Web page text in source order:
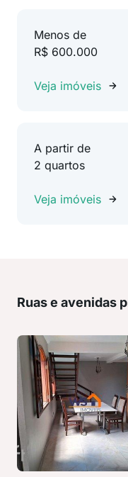
Menos de
R$ 600.000
Veja imóveis
A partir de
2 quartos
Veja imóveis
Ruas e avenidas